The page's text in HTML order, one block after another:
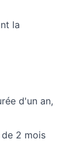
la
d'un an,
2 mois